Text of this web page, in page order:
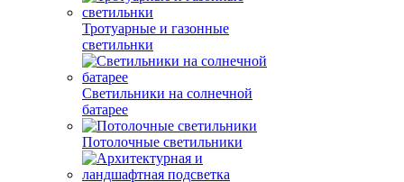
Тротуарные и газонные
светильнки
Светильники на солнечной
батарее
Потолочные светильники